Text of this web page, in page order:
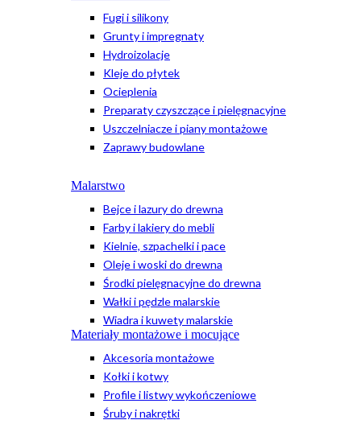
Fugi i silikony
Grunty i impregnaty
Hydroizolacje
Kleje do płytek
Ocieplenia
Preparaty czyszczące i pielęgnacyjne
Uszczelniacze i piany montażowe
Zaprawy budowlane
Malarstwo
Bejce i lazury do drewna
Farby i lakiery do mebli
Kielnie, szpachelki i pace
Oleje i woski do drewna
Środki pielęgnacyjne do drewna
Wałki i pędzle malarskie
Wiadra i kuwety malarskie
Materiały montażowe i mocujące
Akcesoria montażowe
Kołki i kotwy
Profile i listwy wykończeniowe
Śruby i nakrętki